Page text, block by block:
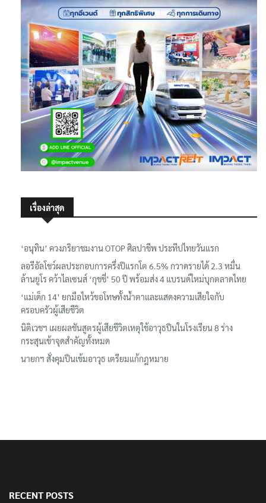
‘อนุทิน’ ควงภริยาชมงาน OTOP ศิลปาชีพ ประทีปไทยวันแรก
ลอรีอัลโชว์ผลประกอบการครึ่งปีแรกโต 6.5% กวาดรายได้ 2.3 หมื่น
ล้านยูโร คว้าไลเซนส์ ‘กุชชี่’ 50 ปี พร้อมส่ง 4 แบรนด์ใหม่บุกตลาดไทย
‘แม่เด็ก 14’ ยกมือไหว้ขอโทษทั้งน้ำตาและแสดงความเสียใจกับ
ครอบครัวผู้เสียชีวิต
นิติเวชฯ เผยผลชันสูตรผู้เสียชีวิตเหตุใช้อาวุธปืนในโรงเรียน 8 ร่าง
กระสุนเข้าจุดสำคัญทั้งหมด